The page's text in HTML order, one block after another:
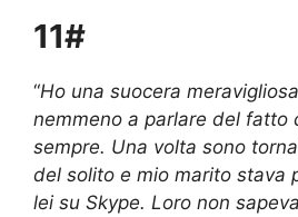
11#
“Ho una suocera
nemmeno a parlare del fatto
sempre. Una volta sono
del solito e mio marito stava
lei su Skype. Loro non